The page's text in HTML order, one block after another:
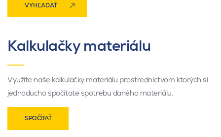
VYHĽADAŤ
Kalkulačky materiálu
Využite naše kalkulačky materiálu prostredníctvom ktorých si
jednoducho spočítate spotrebu daného materiálu.
SPOČÍTAŤ